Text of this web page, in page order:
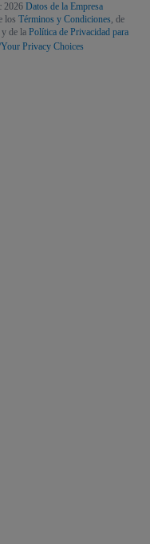
2026 Datos de la Empresa
los Términos y Condiciones, de
y de la Política de Privacidad para
Privacy Choices